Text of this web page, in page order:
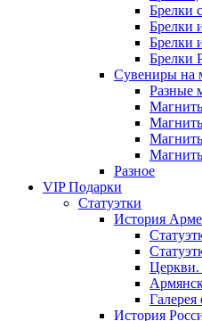
Брелки
Брелки
Брелки
Брелки
Сувениры на
Разные
Разное
VIP Подарки
Статуэтки
История
Церкви.
Галерея
История